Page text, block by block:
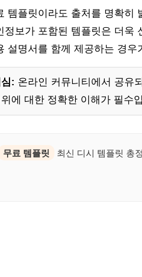
템플릿이라도 출처를 명확히
정보가 포함된 템플릿은 더욱
설명서를 함께 제공하는 경
: 온라인 커뮤니티에서 공유
에 대한 정확한 이해가 필수
무료 템플릿
최신 디시 템플릿 총